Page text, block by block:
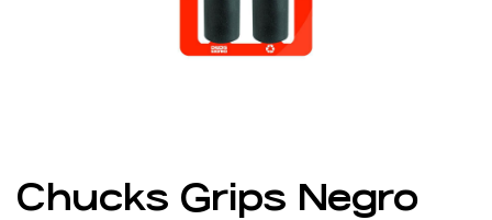
Chucks Grips Negro